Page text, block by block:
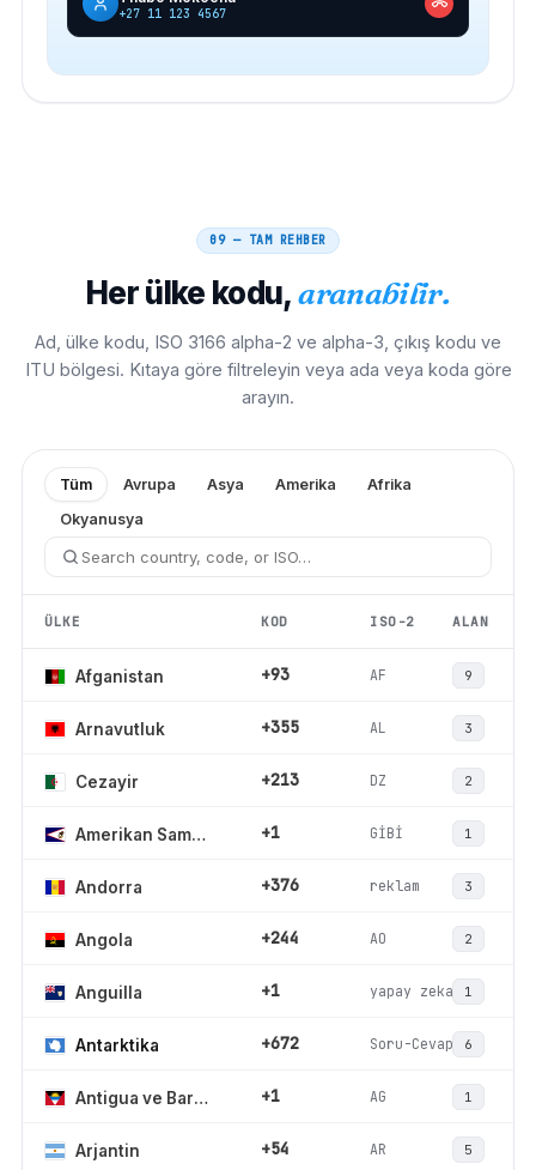
+27 11 123 4567
09 — TAM REHBER
Her ülke kodu,aranabilir.
Ad, ülke kodu, ISO 3166 alpha-2 ve alpha-3, çıkış kodu ve
ITU bölgesi. Kıtaya göre filtreleyin veya ada veya koda göre
arayın.
Tüm Avrupa Asya Amerika
Afrika
Okyanusya
ÜLKE KOD ISO-2 ALAN
Afganistan +93 AF 9
Arnavutluk +355 AL 3
Cezayir +213 DZ 2
Amerikan Samoası +1 GİBİ 1
Andorra +376 reklam 3
Angola +244 AO 2
Anguilla +1 yapay zeka 1
Antarktika +672 Soru-Cevap 6
Antigua ve Barbuda +1 AG 1
Arjantin +54 AR 5